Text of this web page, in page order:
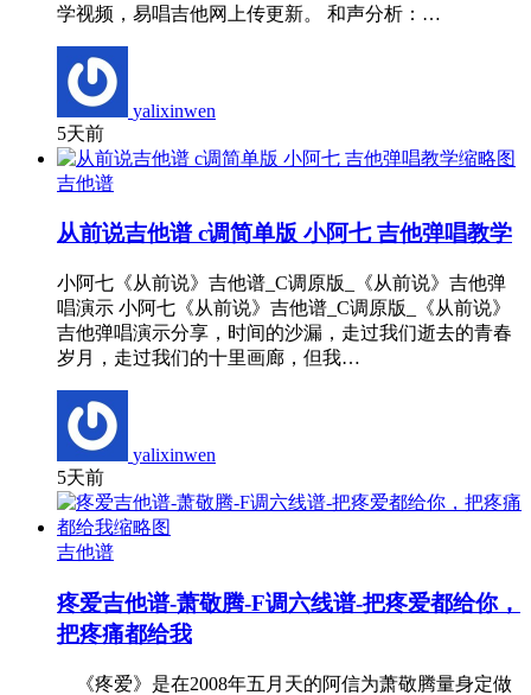
学视频，易唱吉他网上传更新。 和声分析：…
yalixinwen
5天前
吉他谱
从前说吉他谱 c调简单版 小阿七 吉他弹唱教学
小阿七《从前说》吉他谱_C调原版_《从前说》吉他弹
唱演示 小阿七《从前说》吉他谱_C调原版_《从前说》
吉他弹唱演示分享，时间的沙漏，走过我们逝去的青春
岁月，走过我们的十里画廊，但我…
yalixinwen
5天前
吉他谱
疼爱吉他谱-萧敬腾-F调六线谱-把疼爱都给你，
把疼痛都给我
《疼爱》是在2008年五月天的阿信为萧敬腾量身定做